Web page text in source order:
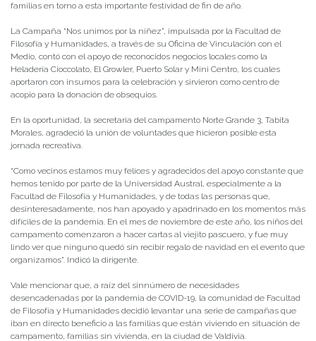
familias en torno a esta importante festividad de fin de año.
La Campaña “Nos unimos por la niñez”, impulsada por la Facultad de
Filosofía y Humanidades, a través de su Oficina de Vinculación con el
Medio, contó con el apoyo de reconocidos negocios locales como la
Heladería Cioccolato, El Growler, Puerto Solar y Mini Centro, los cuales
aportaron con insumos para la celebración y sirvieron como centro de
acopio para la donación de obsequios.
En la oportunidad, la secretaria del campamento Norte Grande 3, Tabita
Morales, agradeció la unión de voluntades que hicieron posible esta
jornada recreativa.
“Como vecinos estamos muy felices y agradecidos del apoyo constante que
hemos tenido por parte de la Universidad Austral, especialmente a la
Facultad de Filosofía y Humanidades, y de todas las personas que,
desinteresadamente, nos han apoyado y apadrinado en los momentos más
difíciles de la pandemia. En el mes de noviembre de este año, los niños del
campamento comenzaron a hacer cartas al viejito pascuero, y fue muy
lindo ver que ninguno quedó sin recibir regalo de navidad en el evento que
organizamos”. Indicó la dirigente.
Vale mencionar que, a raíz del sinnúmero de necesidades
desencadenadas por la pandemia de COVID-19, la comunidad de Facultad
de Filosofía y Humanidades decidió levantar una serie de campañas que
iban en directo beneficio a las familias que están viviendo en situación de
campamento, familias sin vivienda, en la ciudad de Valdivia.